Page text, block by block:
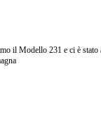
il Modello 231 e ci è